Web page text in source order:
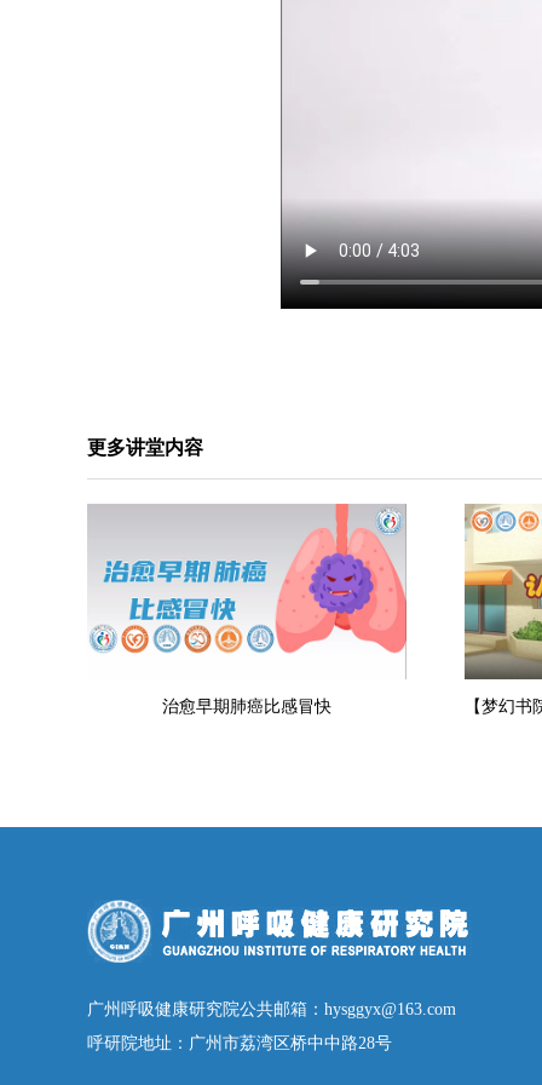
更多讲堂内容
治愈早期肺癌比感冒快
广州呼吸健康研究院公共邮箱：hysggyx@163.com
呼研院地址：广州市荔湾区桥中中路28号